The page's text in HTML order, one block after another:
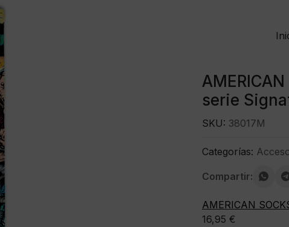
serie
16,95 €
SKU: 38017M
Categorías:
Compartir:
AMERICAN